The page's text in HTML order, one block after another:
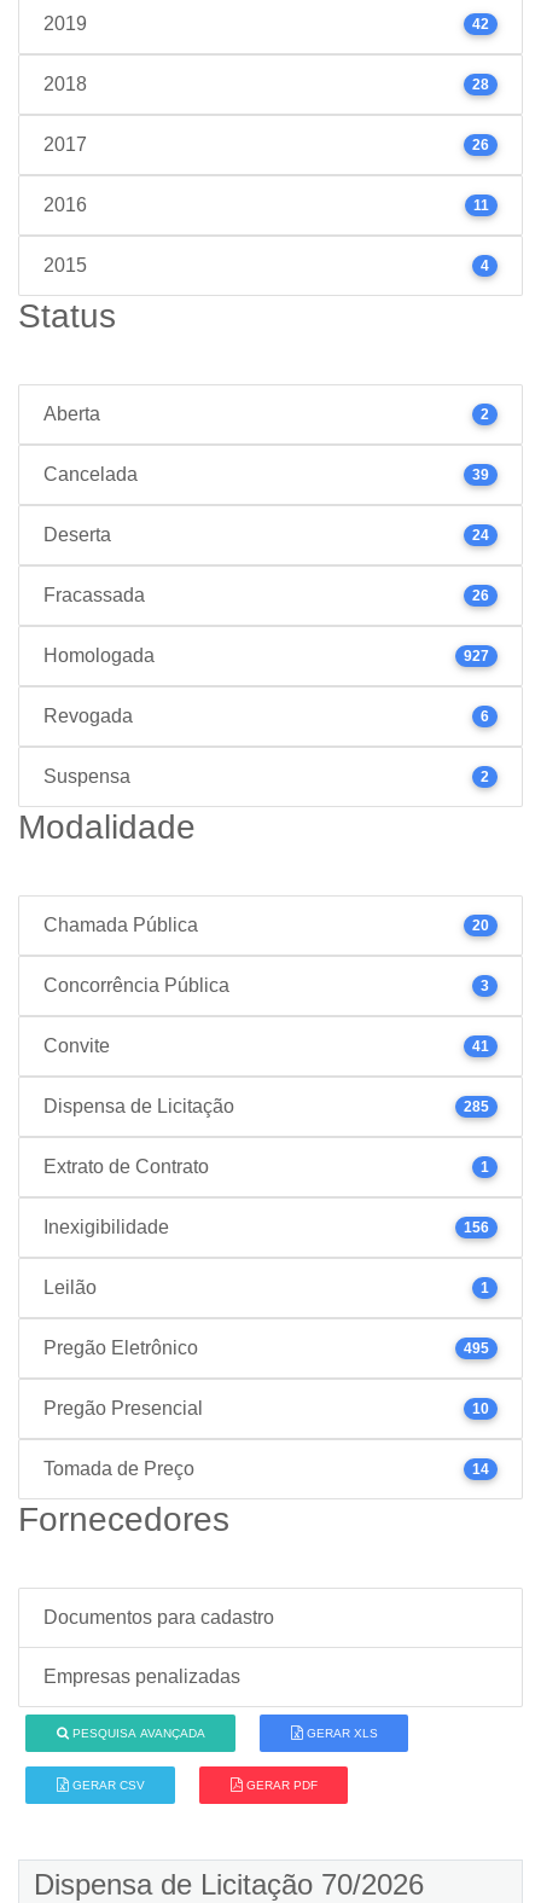
2019 42
2018 28
2017 26
2016 11
2015 4
Status
Aberta 2
Cancelada 39
Deserta 24
Fracassada 26
Homologada 927
Revogada 6
Suspensa 2
Modalidade
Chamada Pública 20
Concorrência Pública 3
Convite 41
Dispensa de Licitação 285
Extrato de Contrato 1
Inexigibilidade 156
Leilão 1
Pregão Eletrônico 495
Pregão Presencial 10
Tomada de Preço 14
Fornecedores
Documentos para cadastro
Empresas penalizadas
PESQUISA AVANÇADA GERAR XLS
GERAR CSV GERAR PDF
Dispensa de Licitação 70/2026